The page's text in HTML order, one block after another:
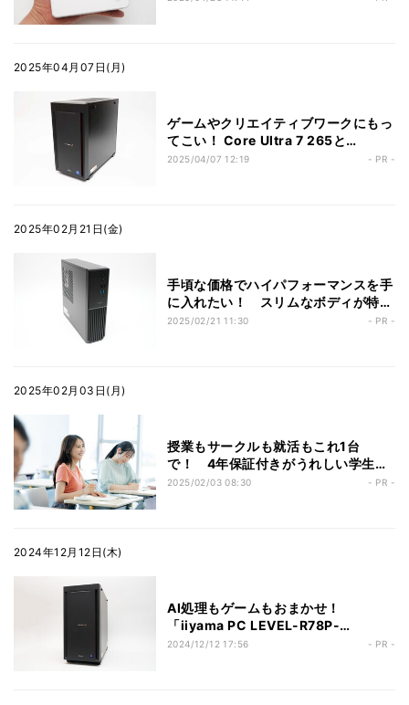
2025年04月07日(月)
ゲームやクリエイティブワークにもっ
てこい！ Core Ultra 7 265と
GeForce RTX 4060搭載で23万円切
2025/04/07 12:19 - PR -
2025年02月21日(金)
手頃な価格でハイパフォーマンスを手
に入れたい！ スリムなボディが特徴
の「iiyama PC STYLE-S27M-147-
2025/02/21 11:30 - PR -
2025年02月03日(月)
授業もサークルも就活もこれ1台
で！ 4年保証付きがうれしい学生生
活の心強いパートナー「iiyamaキャ
2025/02/03 08:30 - PR -
2024年12月12日(木)
AI処理もゲームもおまかせ！
「iiyama PC LEVEL-R78P-
LC265K-TTX」の魅力とは？
2024/12/12 17:56 - PR -